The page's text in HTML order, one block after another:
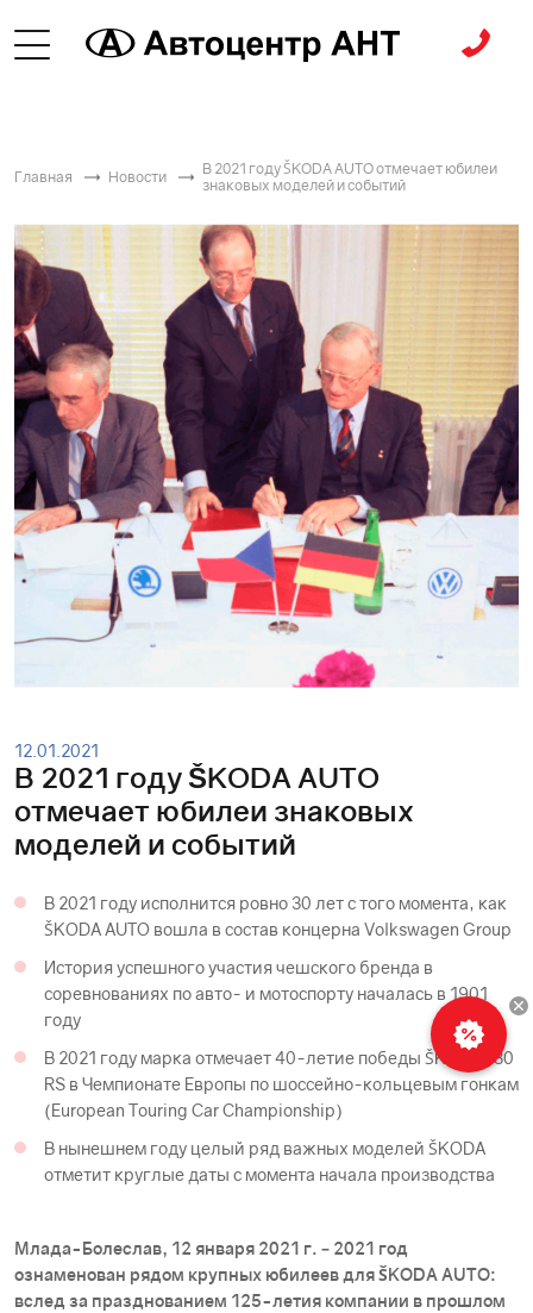
Главная Новости
В 2021 году ŠKODА AUTO отмечает юбилеи
знаковых моделей и событий
12.01.2021
В 2021 году ŠKODА AUTO
отмечает юбилеи знаковых
моделей и событий
В 2021 году исполнится ровно 30 лет c того момента, как
ŠKODА AUTO вошла в состав концерна Volkswagen Group
История успешного участия чешского бренда в
соревнованиях по авто- и мотоспорту началась в 1901
году
В 2021 году марка отмечает 40-летие победы ŠKODА 130
RS в Чемпионате Европы по шоссейно-кольцевым гонкам
(European Touring Car Championship)
В нынешнем году целый ряд важных моделей ŠKODА
отметит круглые даты с момента начала производства
Млада-Болеслав, 12 января 2021 г. – 2021 год
ознаменован рядом крупных юбилеев для ŠKODА AUTO:
вслед за празднованием 125-летия компании в прошлом